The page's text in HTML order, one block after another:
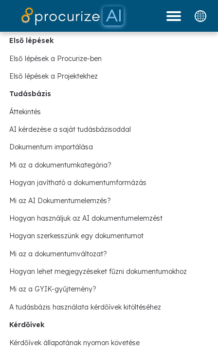
Első lépések
Első lépések a Procurize-ben
Első lépések a Projektekhez
Tudásbázis
Áttekintés
AI kérdezése a saját tudásbázisoddal
Dokumentum importálása
Mi az a dokumentumkategória?
Hogyan javítható a dokumentumformázás
Mi az AI Dokumentumelemzés?
Hogyan használjuk az AI dokumentumelemzést
Hogyan szerkesszünk egy dokumentumot
Mi az a dokumentumváltozat?
Hogyan lehet megjegyzéseket fűzni dokumentumokhoz
Mi az a GYIK-gyűjtemény?
A tudásbázis használata kérdőívek kitöltéséhez
Kérdőívek
Kérdőívek állapotának nyomon követése